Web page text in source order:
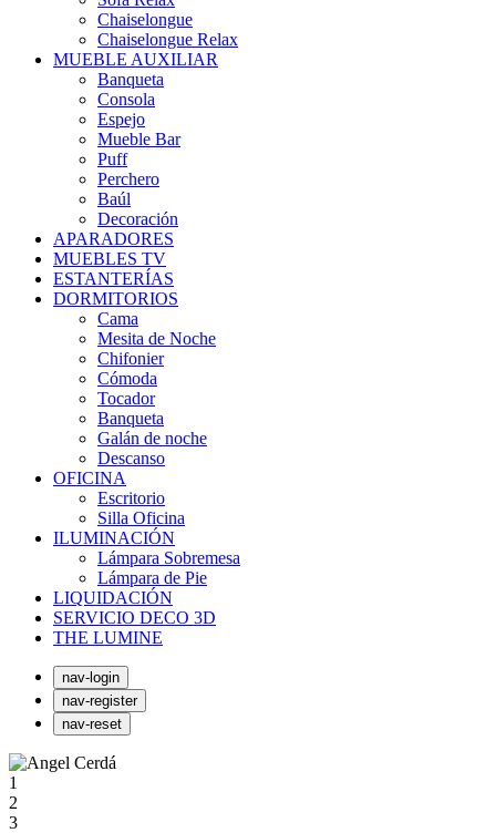
Chaiselongue
Chaiselongue Relax
MUEBLE AUXILIAR
Banqueta
Consola
Espejo
Mueble Bar
Puff
Perchero
Baúl
Decoración
APARADORES
MUEBLES TV
ESTANTERÍAS
DORMITORIOS
Cama
Mesita de Noche
Chifonier
Cómoda
Tocador
Banqueta
Galán de noche
Descanso
OFICINA
Escritorio
Silla Oficina
ILUMINACIÓN
Lámpara Sobremesa
Lámpara de Pie
LIQUIDACIÓN
SERVICIO DECO 3D
THE LUMINE
nav-login
nav-register
nav-reset
1
2
3